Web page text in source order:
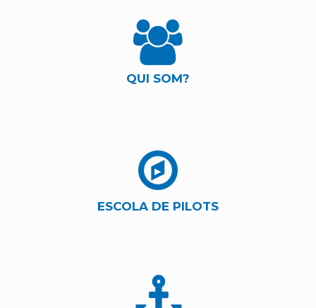
QUI SOM?
ESCOLA DE PILOTS